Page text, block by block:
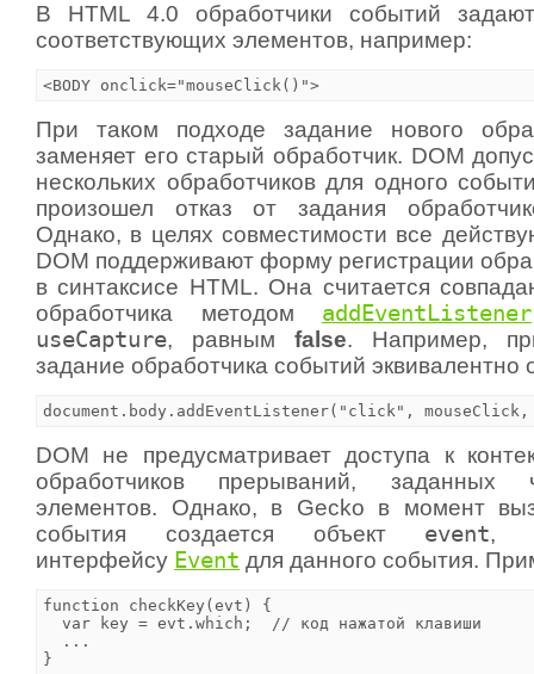
В HTML 4.0 обработчики событий
соответствующих элементов, например:
<BODY onclick="mouseClick()">
При таком подходе задание нового
заменяет его старый обработчик. DOM
нескольких обработчиков для одного
произошел отказ от задания
Однако, в целях совместимости все
DOM поддерживают форму регистрации
в синтаксисе HTML. Она считается
обработчика методом addEventListener
useCapture, равным false. Например,
задание обработчика событий эквивалентно
document.body.addEventListener("click",
DOM не предусматривает доступа к
обработчиков прерываний, заданных
элементов. Однако, в Gecko в момент
события создается объект event,
интерфейсу Event для данного события.
function checkKey(evt) {
  var key = evt.which;  // код нажатой клавиши
  ...
}